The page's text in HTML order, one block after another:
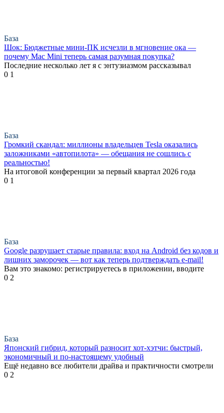
База
Шок: Бюджетные мини-ПК исчезли в мгновение ока —
почему Mac Mini теперь самая разумная покупка?
Последние несколько лет я с энтузиазмом рассказывал
0 1
База
Громкий скандал: миллионы владельцев Tesla оказались
заложниками «автопилота» — обещания не сошлись с
реальностью!
На итоговой конференции за первый квартал 2026 года
0 1
База
Google разрушает старые правила: вход на Android без кодов и
лишних заморочек — вот как теперь подтверждать e-mail!
Вам это знакомо: регистрируетесь в приложении, вводите
0 2
База
Японский гибрид, который разносит хот-хэтчи: быстрый,
экономичный и по-настоящему удобный
Ещё недавно все любители драйва и практичности смотрели
0 2